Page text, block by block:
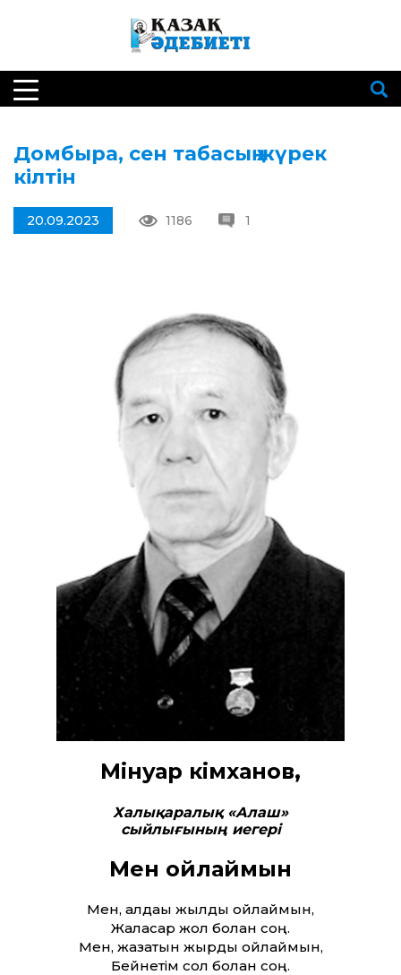
Домбыра, сен табасың жүрек
кілтін
20.09.2023 1186 1
Мінуар Әкімханов,
Халықаралық «Алаш»
сыйлығының иегері
Мен ойлаймын
Мен, алдағы жылды ойлаймын,
Жалғасар жол болған соң.
Мен, жазатын жырды ойлаймын,
Бейнетім сол болған соң.